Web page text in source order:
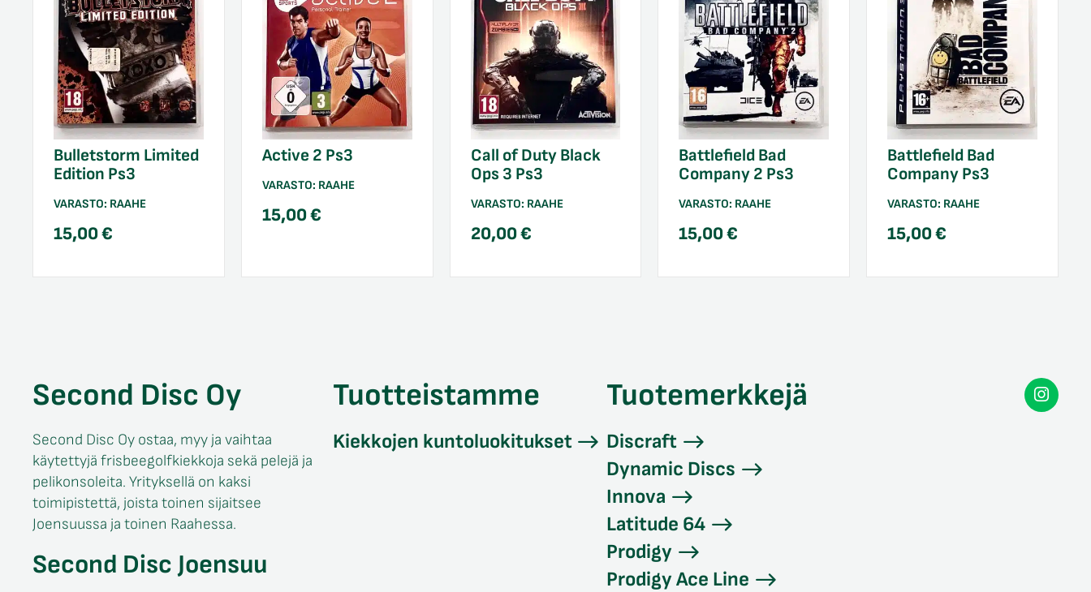
Bulletstorm Limited
Edition Ps3
VARASTO: RAAHE
15,00€
Active 2 Ps3
VARASTO: RAAHE
15,00€
Call of Duty Black
Ops 3 Ps3
VARASTO: RAAHE
20,00€
Battlefield Bad
Company 2 Ps3
VARASTO: RAAHE
15,00€
Battlefield Bad
Company Ps3
VARASTO: RAAHE
15,00€
Second Disc Oy
Second Disc Oy ostaa, myy ja vaihtaa
käytettyjä frisbeegolfkiekkoja sekä pelejä ja
pelikonsoleita. Yrityksellä on kaksi
toimipistettä, joista toinen sijaitsee
Joensuussa ja toinen Raahessa.
Second Disc Joensuu
Tuotteistamme
Kiekkojen kuntoluokitukset
Tuotemerkkejä
Discraft
Dynamic Discs
Innova
Latitude 64
Prodigy
Prodigy Ace Line